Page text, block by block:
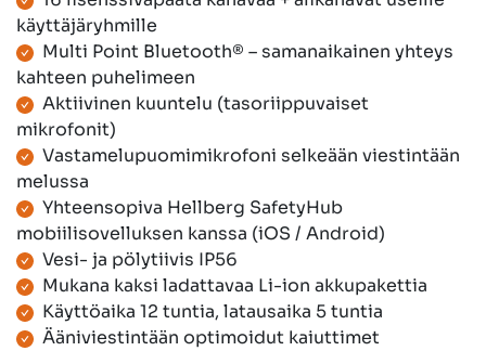
käyttäjäryhmille
Multi Point Bluetooth® – samanaikainen yhteys
kahteen puhelimeen
Aktiivinen kuuntelu (tasoriippuvaiset
mikrofonit)
Vastamelupuomimikrofoni selkeään viestintään
melussa
Yhteensopiva Hellberg SafetyHub
mobiilisovelluksen kanssa (iOS / Android)
Vesi- ja pölytiivis IP56
Mukana kaksi ladattavaa Li-ion akkupakettia
Käyttöaika 12 tuntia, latausaika 5 tuntia
Ääniviestintään optimoidut kaiuttimet